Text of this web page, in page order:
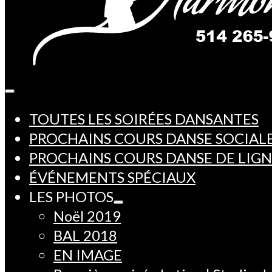
TOUTES LES SOIRÉES DANSANTES
PROCHAINS COURS DANSE
PROCHAINS COURS DANSE DE
ÉVÉNEMENTS SPÉCIAUX
LES PHOTOS
Noël 2019
BAL 2018
EN IMAGE